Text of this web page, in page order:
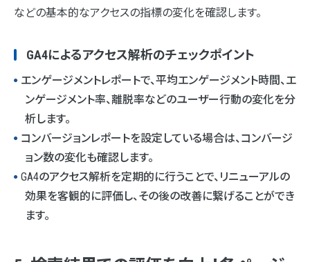
などの基本的なアクセスの指標の変化を確認します。
GA4によるアクセス解析のチェックポイント
エンゲージメントレポートで、平均エンゲージメント時間、エ
ンゲージメント率、離脱率などのユーザー行動の変化を分
析します。
コンバージョンレポートを設定している場合は、コンバージ
ョン数の変化も確認します。
GA4のアクセス解析を定期的に行うことで、リニューアルの
効果を客観的に評価し、その後の改善に繋げることができ
ます。